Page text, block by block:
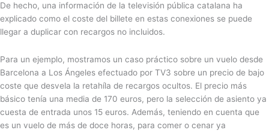
De hecho, una información de la televisión pública catalana ha
explicado como el coste del billete en estas conexiones se puede
llegar a duplicar con recargos no incluidos.
Para un ejemplo, mostramos un caso práctico sobre un vuelo desde
Barcelona a Los Ángeles efectuado por TV3 sobre un precio de bajo
coste que desvela la retahíla de recargos ocultos. El precio más
básico tenía una media de 170 euros, pero la selección de asiento ya
cuesta de entrada unos 15 euros. Además, teniendo en cuenta que
es un vuelo de más de doce horas, para comer o cenar ya